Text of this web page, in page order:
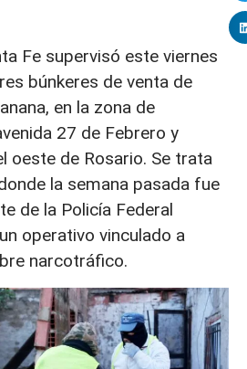
Fe supervisó este viernes
búnkeres de venta de
en la zona de
27 de Febrero y
oeste de Rosario. Se trata
la semana pasada fue
de la Policía Federal
operativo vinculado a
narcotráfico.